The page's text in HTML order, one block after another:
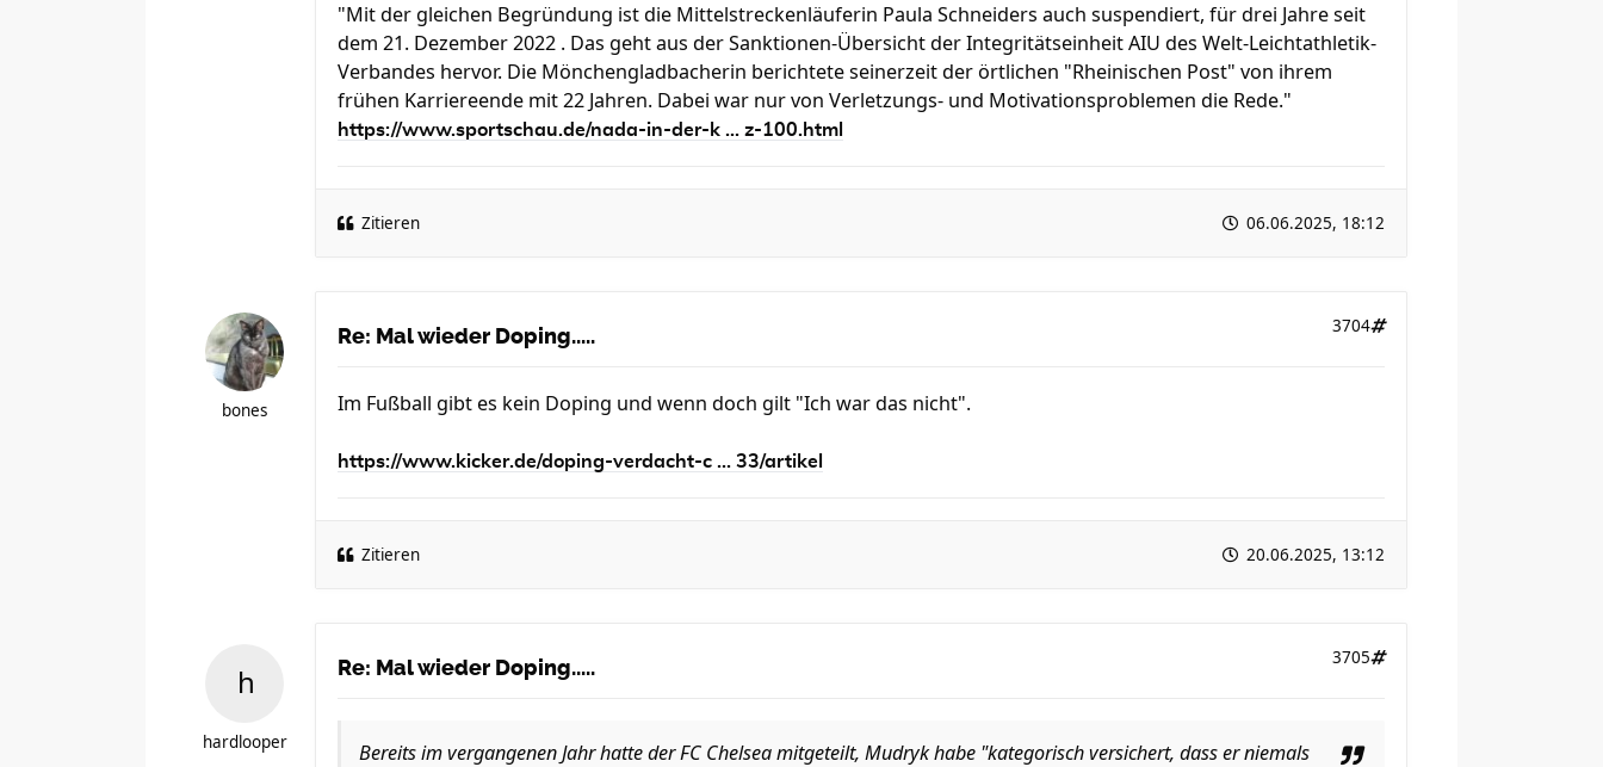
"Mit der gleichen Begründung ist die Mittelstreckenläuferin Paula Schneiders auch suspendiert, für drei Jahre seit
dem 21. Dezember 2022 . Das geht aus der Sanktionen-Übersicht der Integritätseinheit AIU des Welt-Leichtathletik-
Verbandes hervor. Die Mönchengladbacherin berichtete seinerzeit der örtlichen "Rheinischen Post" von ihrem
frühen Karriereende mit 22 Jahren. Dabei war nur von Verletzungs- und Motivationsproblemen die Rede."
https://www.sportschau.de/nada-in-der-k ... z-100.html
Zitieren 06.06.2025, 18:12
bones
Re: Mal wieder Doping..... 3704
Im Fußball gibt es kein Doping und wenn doch gilt "Ich war das nicht".
https://www.kicker.de/doping-verdacht-c ... 33/artikel
Zitieren 20.06.2025, 13:12
hardlooper
Re: Mal wieder Doping..... 3705
Bereits im vergangenen Jahr hatte der FC Chelsea mitgeteilt, Mudryk habe "kategorisch versichert, dass er niemals